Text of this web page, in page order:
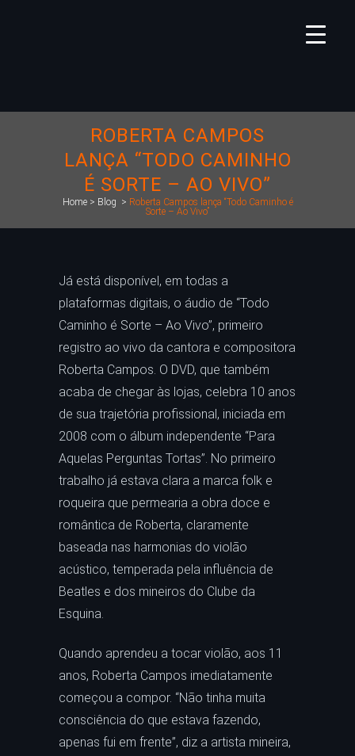
ROBERTA CAMPOS
LANÇA “TODO CAMINHO
É SORTE – AO VIVO”
Home> Blog > Roberta Campos lança “Todo Caminho é
Sorte – Ao Vivo”
Já está disponível, em todas a
plataformas digitais, o áudio de “Todo
Caminho é Sorte – Ao Vivo”, primeiro
registro ao vivo da cantora e compositora
Roberta Campos. O DVD, que também
acaba de chegar às lojas, celebra 10 anos
de sua trajetória profissional, iniciada em
2008 com o álbum independente “Para
Aquelas Perguntas Tortas”. No primeiro
trabalho já estava clara a marca folk e
roqueira que permearia a obra doce e
romântica de Roberta, claramente
baseada nas harmonias do violão
acústico, temperada pela influência de
Beatles e dos mineiros do Clube da
Esquina.
Quando aprendeu a tocar violão, aos 11
anos, Roberta Campos imediatamente
começou a compor. “Não tinha muita
consciência do que estava fazendo,
apenas fui em frente”, diz a artista mineira,